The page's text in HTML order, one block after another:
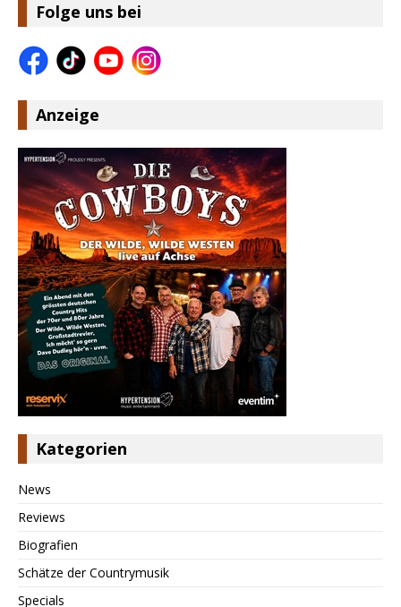
Folge uns bei
Anzeige
Kategorien
News
Reviews
Biografien
Schätze der Countrymusik
Specials